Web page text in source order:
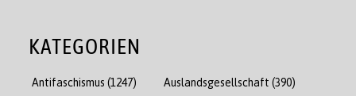
KATEGORIEN
Antifaschismus (1247) Auslandsgesellschaft (390)